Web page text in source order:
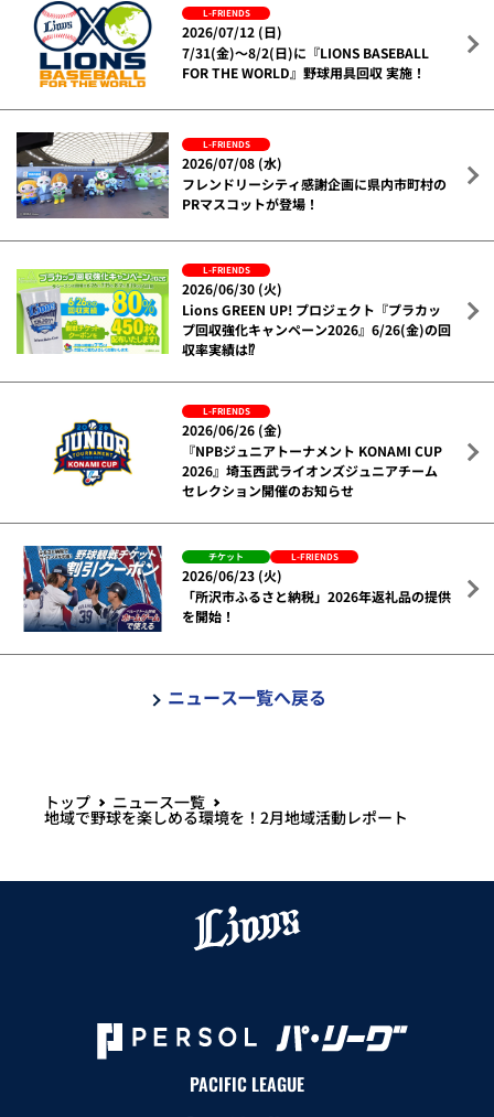
L-FRIENDS
2026/07/12 (日)
7/31(金)～8/2(日)に『LIONS BASEBALL
FOR THE WORLD』野球用具回収 実施！
L-FRIENDS
2026/07/08 (水)
フレンドリーシティ感謝企画に県内市町村の
PRマスコットが登場！
L-FRIENDS
2026/06/30 (火)
Lions GREEN UP! プロジェクト『プラカッ
プ回収強化キャンペーン2026』6/26(金)の回
収率実績は⁉
L-FRIENDS
2026/06/26 (金)
『NPBジュニアトーナメント KONAMI CUP
2026』埼玉西武ライオンズジュニアチーム
セレクション開催のお知らせ
チケット L-FRIENDS
2026/06/23 (火)
「所沢市ふるさと納税」2026年返礼品の提供
を開始！
ニュース一覧へ戻る
トップ ニュース一覧
地域で野球を楽しめる環境を！2月地域活動レポート
PACIFIC LEAGUE